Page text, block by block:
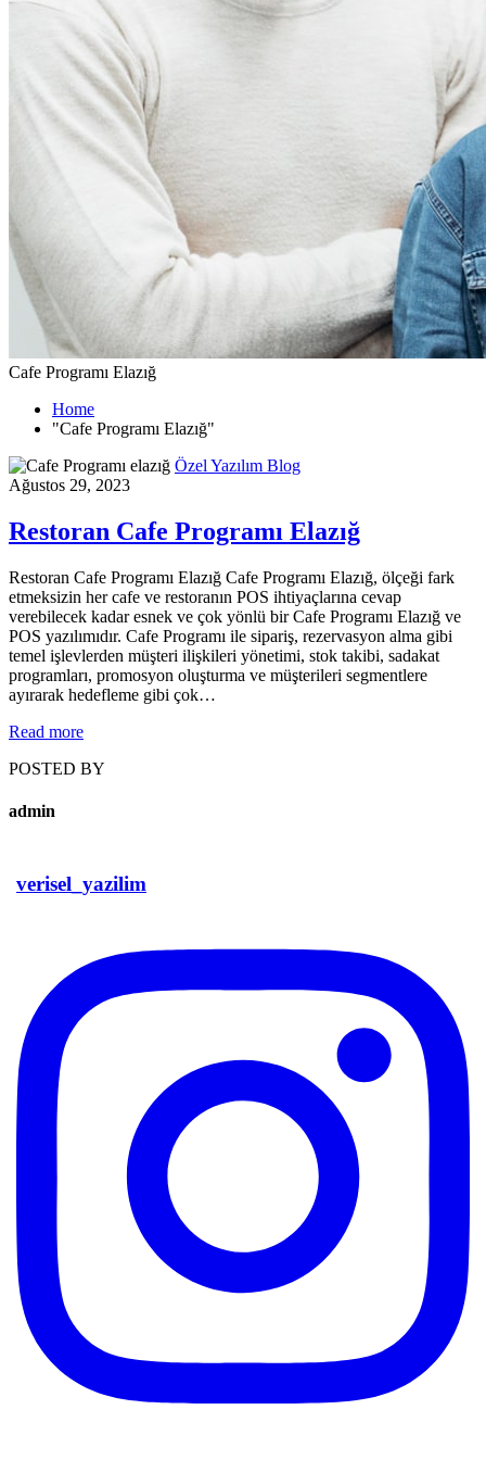
Cafe Programı Elazığ
Home
"Cafe Programı Elazığ"
Özel Yazılım Blog
Ağustos 29, 2023
Restoran Cafe Programı Elazığ
Restoran Cafe Programı Elazığ Cafe Programı Elazığ, ölçeği fark
etmeksizin her cafe ve restoranın POS ihtiyaçlarına cevap
verebilecek kadar esnek ve çok yönlü bir Cafe Programı Elazığ ve
POS yazılımıdır. Cafe Programı ile sipariş, rezervasyon alma gibi
temel işlevlerden müşteri ilişkileri yönetimi, stok takibi, sadakat
programları, promosyon oluşturma ve müşterileri segmentlere
ayırarak hedefleme gibi çok…
Read more
POSTED BY
admin
verisel_yazilim